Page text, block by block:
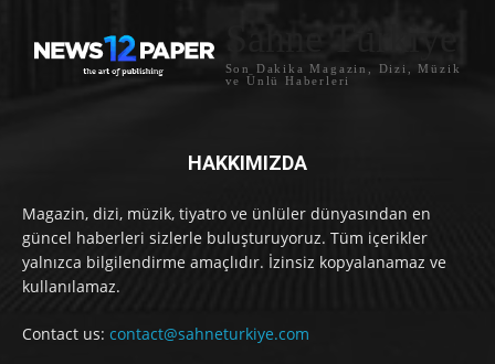
Sahne Türkiye
Son Dakika Magazin, Dizi, Müzik
ve Ünlü Haberleri
HAKKIMIZDA
Magazin, dizi, müzik, tiyatro ve ünlüler dünyasından en
güncel haberleri sizlerle buluşturuyoruz. Tüm içerikler
yalnızca bilgilendirme amaçlıdır. İzinsiz kopyalanamaz ve
kullanılamaz.
Contact us: contact@sahneturkiye.com